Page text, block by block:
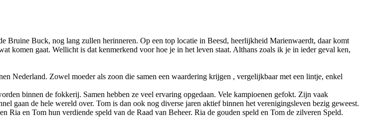
Bruine Buck, nog lang zullen herinneren. Op een top locatie in Beesd, heerlijkheid Marienwaerdt, daar komt
komen gaat. Wellicht is dat kenmerkend voor hoe je in het leven staat. Althans zoals ik je in ieder geval ken,
Nederland. Zowel moeder als zoon die samen een waardering krijgen , vergelijkbaar met een lintje, enkel
binnen de fokkerij. Samen hebben ze veel ervaring opgedaan. Vele kampioenen gefokt. Zijn vaak
gaan de hele wereld over. Tom is dan ook nog diverse jaren aktief binnen het verenigingsleven bezig geweest.
Ria en Tom hun verdiende speld van de Raad van Beheer. Ria de gouden speld en Tom de zilveren Speld.